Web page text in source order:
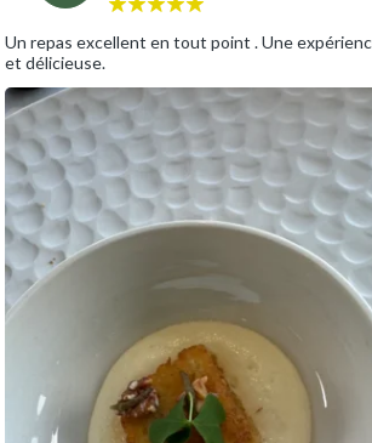
Un repas excellent en tout point . Une
et délicieuse.